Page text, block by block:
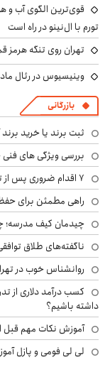
تورم با ال‌نینو در راه است
تهران روی تنگه هرمز
وینیسیوس در رئال
بازرگانی
ثبت برند یا خرید
بررسی ویژگی های فنی
۷ اقدام ضروری پس از تشکیل پرونده مواد مخدر؛ راهنمای خانواده‌ها
راهی مطمئن برای
چیدمان کیف مدرسه؛
ناگفته‌های طلاق
روانشناس خوب در
کسب درآمد دلاری از
داشته باشیم؟
آموزش نکات مهم قبل
لی لی فومی و پازل